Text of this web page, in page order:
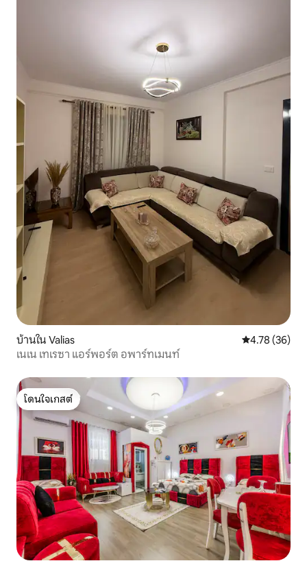
บ้านใน Valias คะแนนเฉลี่ย
4.78 (36)
เนเน เทเรซา แอร์พอร์ต อพาร์ทเมนท์
โดนใจเกสต์
โดนใจเกสต์